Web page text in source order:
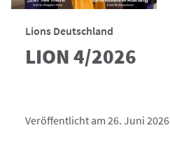
Lions Deutschland
LION 4/2026
Veröffentlicht am 26. Juni 2026